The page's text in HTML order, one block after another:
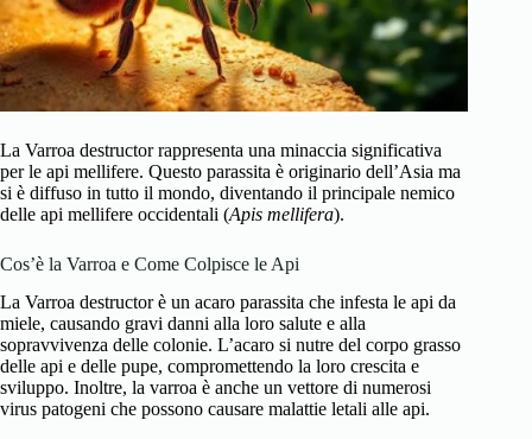
La Varroa destructor rappresenta una minaccia significativa
per le api mellifere. Questo parassita è originario dell’Asia ma
si è diffuso in tutto il mondo, diventando il principale nemico
delle api mellifere occidentali (Apis mellifera).
Cos’è la Varroa e Come Colpisce le Api
La Varroa destructor è un acaro parassita che infesta le api da
miele, causando gravi danni alla loro salute e alla
sopravvivenza delle colonie. L’acaro si nutre del corpo grasso
delle api e delle pupe, compromettendo la loro crescita e
sviluppo. Inoltre, la varroa è anche un vettore di numerosi
virus patogeni che possono causare malattie letali alle api.